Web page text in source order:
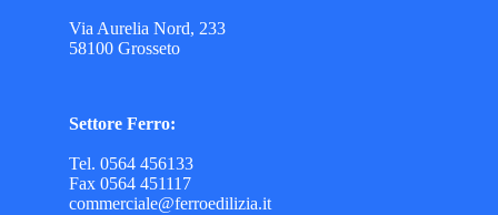
Via Aurelia Nord, 233
58100 Grosseto
Settore Ferro:
Tel. 0564 456133
Fax 0564 451117
commerciale@ferroedilizia.it